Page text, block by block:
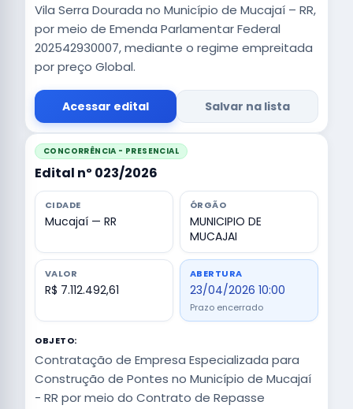
Vila Serra Dourada no Município de Mucajaí – RR,
por meio de Emenda Parlamentar Federal
202542930007, mediante o regime empreitada
por preço Global.
Acessar edital Salvar na lista
CONCORRÊNCIA - PRESENCIAL
Edital nº 023/2026
CIDADE
Mucajaí — RR
ÓRGÃO
MUNICIPIO DE
MUCAJAI
VALOR
R$ 7.112.492,61
ABERTURA
23/04/2026 10:00
Prazo encerrado
OBJETO:
Contratação de Empresa Especializada para
Construção de Pontes no Município de Mucajaí
- RR por meio do Contrato de Repasse